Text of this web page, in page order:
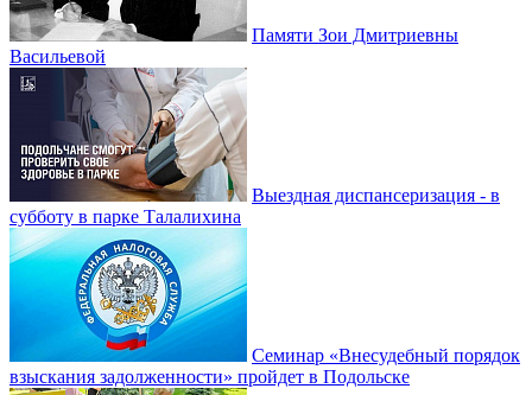
Памяти Зои Дмитриевны
Васильевой
Выездная диспансеризация - в
субботу в парке Талалихина
Семинар «Внесудебный порядок
взыскания задолженности» пройдет в Подольске